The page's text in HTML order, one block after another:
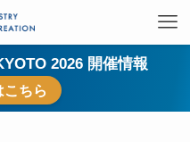
2026 開催情報
こちら